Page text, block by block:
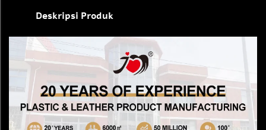
Deskripsi Produk